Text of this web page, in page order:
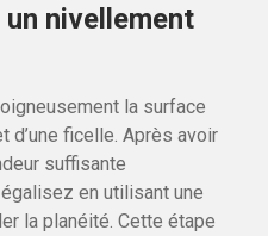
nivellement
la surface
d’une ficelle. Après avoir
suffisante
en utilisant une
la planéité. Cette étape